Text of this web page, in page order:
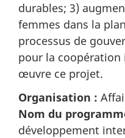
durables; 3)
femmes dans la
processus de
pour la coopération
œuvre ce projet.
Organisation :
Nom du
développement